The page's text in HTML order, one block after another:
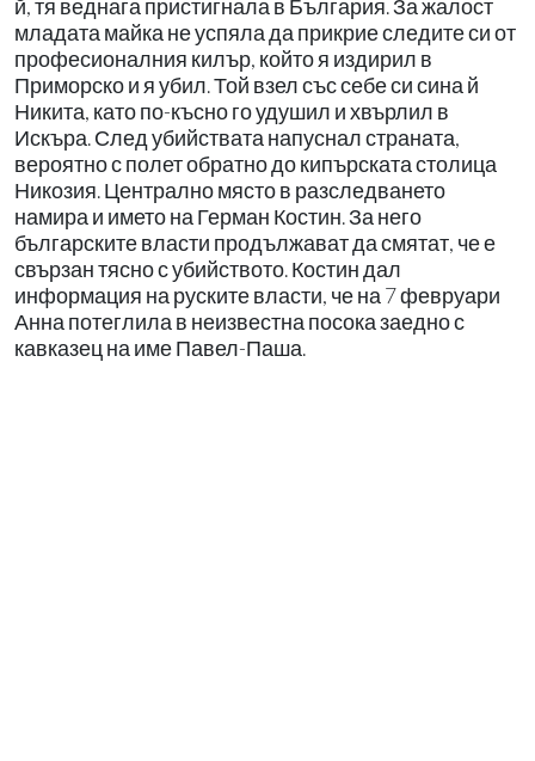
й, тя веднага пристигнала в България. За жалост
младата майка не успяла да прикрие следите си от
професионалния килър, който я издирил в
Приморско и я убил. Той взел със себе си сина й
Никита, като по-късно го удушил и хвърлил в
Искъра. След убийствата напуснал страната,
вероятно с полет обратно до кипърската столица
Никозия. Централно място в разследването
намира и името на Герман Костин. За него
българските власти продължават да смятат, че е
свързан тясно с убийството. Костин дал
информация на руските власти, че на 7 февруари
Анна потеглила в неизвестна посока заедно с
кавказец на име Павел-Паша.